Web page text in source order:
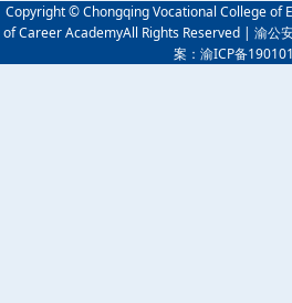
Copyright © Chongqing Vocational College of
of Career AcademyAll Rights Reserved | 渝公
案：渝ICP备